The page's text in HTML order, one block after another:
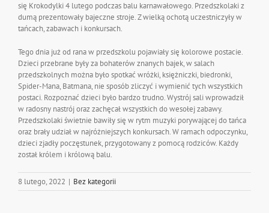
się Krokodylki 4 lutego podczas balu karnawałowego. Przedszkolaki z
dumą prezentowały bajeczne stroje. Z wielką ochotą uczestniczyły w
tańcach, zabawach i konkursach.
Tego dnia już od rana w przedszkolu pojawiały się kolorowe postacie.
Dzieci przebrane były za bohaterów znanych bajek, w salach
przedszkolnych można było spotkać wróżki, księżniczki, biedronki,
Spider-Mana, Batmana, nie sposób zliczyć i wymienić tych wszystkich
postaci. Rozpoznać dzieci było bardzo trudno. Wystrój sali wprowadził
w radosny nastrój oraz zachęcał wszystkich do wesołej zabawy.
Przedszkolaki świetnie bawiły się w rytm muzyki porywającej do tańca
oraz brały udział w najróżniejszych konkursach. W ramach odpoczynku,
dzieci zjadły poczęstunek, przygotowany z pomocą rodziców. Każdy
został królem i królową balu.
8 lutego, 2022 | Bez kategorii